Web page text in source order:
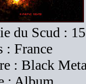
du Scud :
: France
: Black